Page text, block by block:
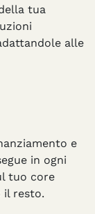
tua
alle
e
in ogni
tuo core
il resto.